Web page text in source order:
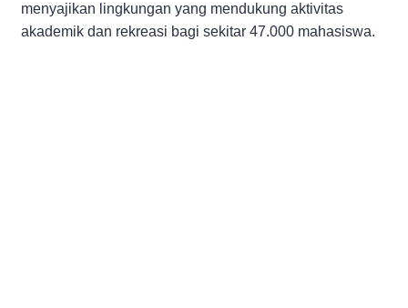
menyajikan lingkungan yang mendukung aktivitas
akademik dan rekreasi bagi sekitar 47.000 mahasiswa.